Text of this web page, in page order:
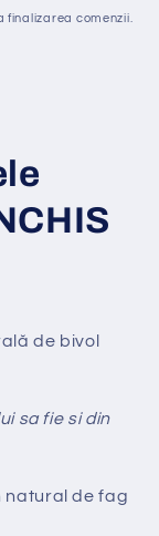
finalizarea comenzii.
de bivol
sa fie si din
natural de fag